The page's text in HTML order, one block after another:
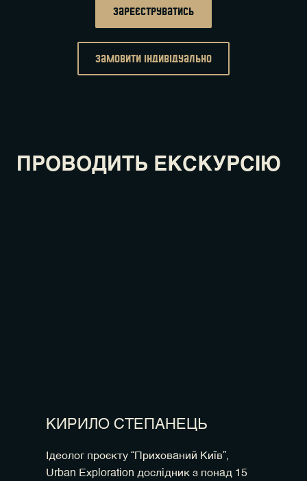
Зареєструватись
замовити індивідуально
ПРОВОДИТЬ ЕКСКУРСІЮ
КИРИЛО СТЕПАНЕЦЬ
Ідеолог проєкту “Прихований Київ”,
Urban Exploration дослідник з понад 15